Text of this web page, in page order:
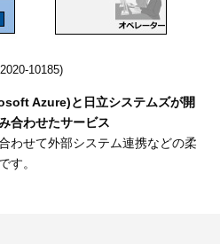
10185)
Azure)と日立システムズが開
合わせたサービス
わせて外部システム連携などの柔
す。